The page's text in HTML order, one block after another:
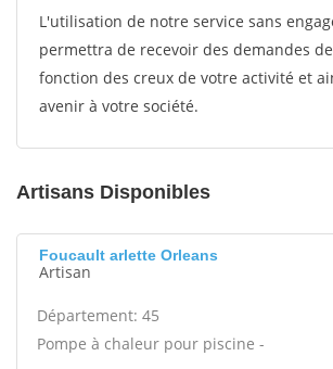
L'utilisation de notre service sans
permettra de recevoir des demandes
fonction des creux de votre activité et
avenir à votre société.
Artisans Disponibles
Foucault arlette Orleans
Artisan
Département: 45
Pompe à chaleur pour piscine -